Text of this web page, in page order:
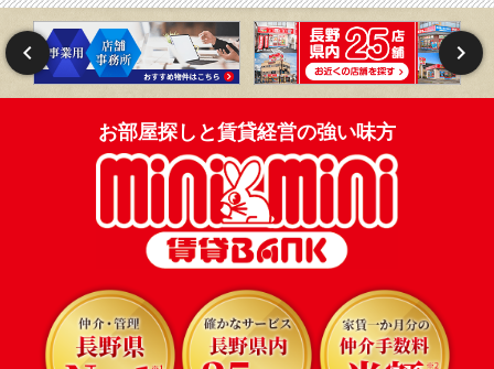
お部屋探しと賃貸経営の強い味方